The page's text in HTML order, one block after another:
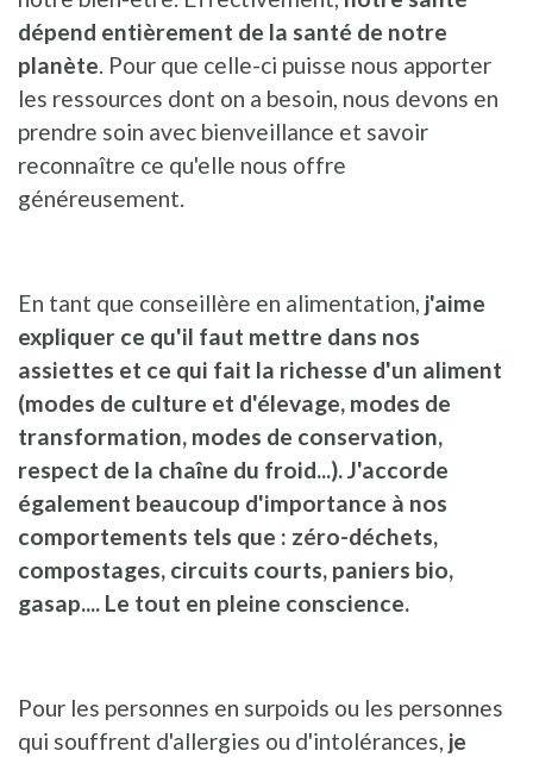
dépend entièrement de la santé de notre
planète. Pour que celle-ci puisse nous apporter
les ressources dont on a besoin, nous devons en
prendre soin avec bienveillance et savoir
reconnaître ce qu'elle nous offre
généreusement.
En tant que conseillère en alimentation, j'aime
expliquer ce qu'il faut mettre dans nos
assiettes et ce qui fait la richesse d'un aliment
(modes de culture et d'élevage, modes de
transformation, modes de conservation,
respect de la chaîne du froid...). J'accorde
également beaucoup d'importance à nos
comportements tels que : zéro-déchets,
compostages, circuits courts, paniers bio,
gasap.... Le tout en pleine conscience.
Pour les personnes en surpoids ou les personnes
qui souffrent d'allergies ou d'intolérances, je